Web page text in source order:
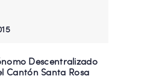
Descentralizado
Cantón Santa Rosa